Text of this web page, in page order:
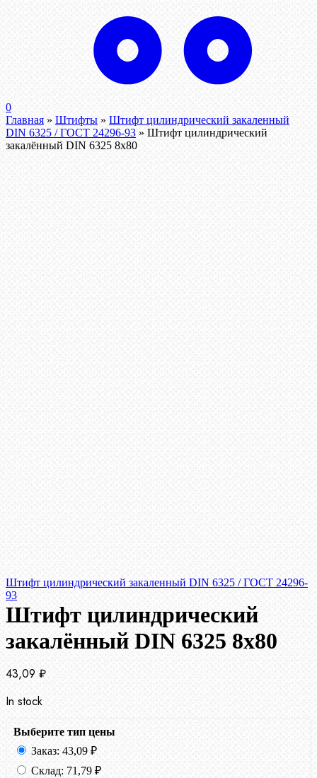
0
Главная » Штифты » Штифт цилиндрический закаленный
DIN 6325 / ГОСТ 24296-93 » Штифт цилиндрический
закалённый DIN 6325 8х80
Штифт цилиндрический закаленный DIN 6325 / ГОСТ 24296-
93
Штифт цилиндрический
закалённый DIN 6325 8х80
43,09 ₽
In stock
Выберите тип цены
Заказ: 43,09 ₽
Склад: 71,79 ₽